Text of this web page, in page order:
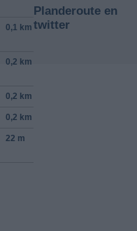
0,1 km
0,2 km
0,2 km
0,2 km
22 m
Planderoute en
twitter